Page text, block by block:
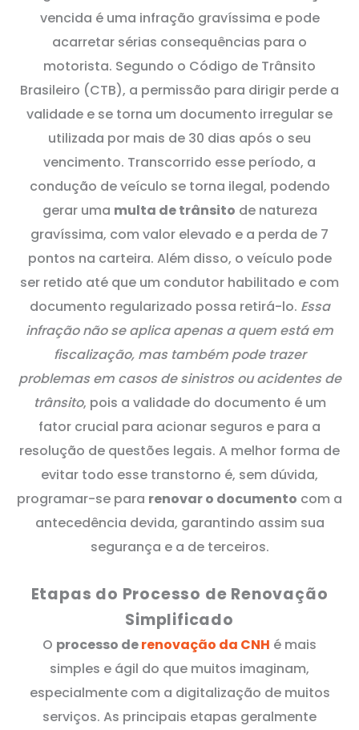
vencida é uma infração gravíssima e pode
acarretar sérias consequências para o
motorista. Segundo o Código de Trânsito
Brasileiro (CTB), a permissão para dirigir perde a
validade e se torna um documento irregular se
utilizada por mais de 30 dias após o seu
vencimento. Transcorrido esse período, a
condução de veículo se torna ilegal, podendo
gerar uma multa de trânsito de natureza
gravíssima, com valor elevado e a perda de 7
pontos na carteira. Além disso, o veículo pode
ser retido até que um condutor habilitado e com
documento regularizado possa retirá-lo. Essa
infração não se aplica apenas a quem está em
fiscalização, mas também pode trazer
problemas em casos de sinistros ou acidentes de
trânsito, pois a validade do documento é um
fator crucial para acionar seguros e para a
resolução de questões legais. A melhor forma de
evitar todo esse transtorno é, sem dúvida,
programar-se para renovar o documento com a
antecedência devida, garantindo assim sua
segurança e a de terceiros.
Etapas do Processo de Renovação
Simplificado
O processo derenovação da CNH é mais
simples e ágil do que muitos imaginam,
especialmente com a digitalização de muitos
serviços. As principais etapas geralmente